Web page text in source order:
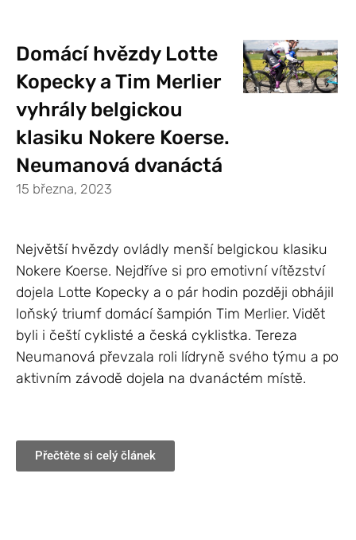
Domácí hvězdy Lotte
Kopecky a Tim Merlier
vyhrály belgickou
klasiku Nokere Koerse.
Neumanová dvanáctá
15 března, 2023
Největší hvězdy ovládly menší belgickou klasiku
Nokere Koerse. Nejdříve si pro emotivní vítězství
dojela Lotte Kopecky a o pár hodin později obhájil
loňský triumf domácí šampión Tim Merlier. Vidět
byli i čeští cyklisté a česká cyklistka. Tereza
Neumanová převzala roli lídryně svého týmu a po
aktivním závodě dojela na dvanáctém místě.
Přečtěte si celý článek